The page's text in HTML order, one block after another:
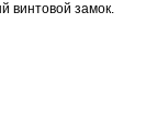
винтовой замок.